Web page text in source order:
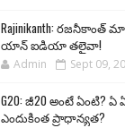
Rajinikanth:
యాన్ ఐడియా తలైవా!
Admin Sept 09,
G20: జీ20 అంటే ఏంటి? ఏ
ఎందుకింత ప్రాధాన్యత?